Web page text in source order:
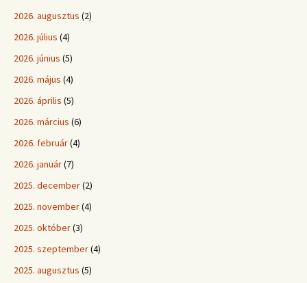
2026. augusztus (2)
2026. július (4)
2026. június (5)
2026. május (4)
2026. április (5)
2026. március (6)
2026. február(4)
2026. január(7)
2025. december(2)
2025. november(4)
2025. október(3)
2025. szeptember(4)
2025. augusztus (5)